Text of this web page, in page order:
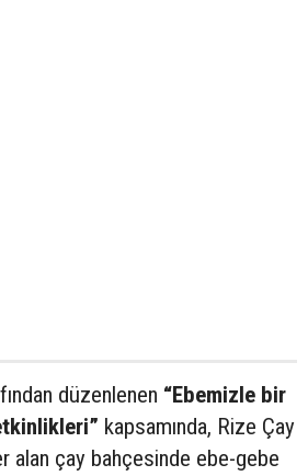
düzenlenen “Ebemizle bir
kapsamında, Rize Çay
alan çay bahçesinde ebe-gebe